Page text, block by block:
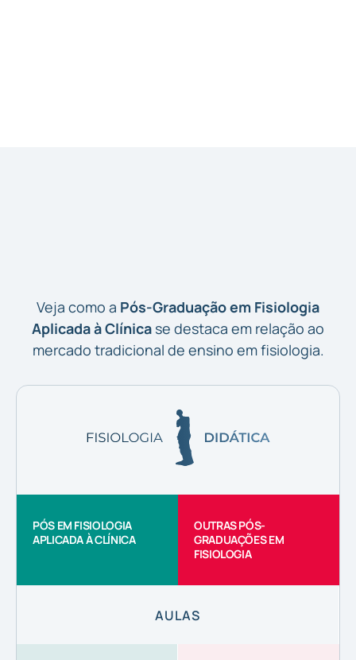
Veja como a Pós-Graduação em Fisiologia
Aplicada à Clínica se destaca em relação ao
mercado tradicional de ensino em fisiologia.
PÓS EM FISIOLOGIA
APLICADA À CLÍNICA
OUTRAS PÓS-
GRADUAÇÕES EM
FISIOLOGIA
AULAS